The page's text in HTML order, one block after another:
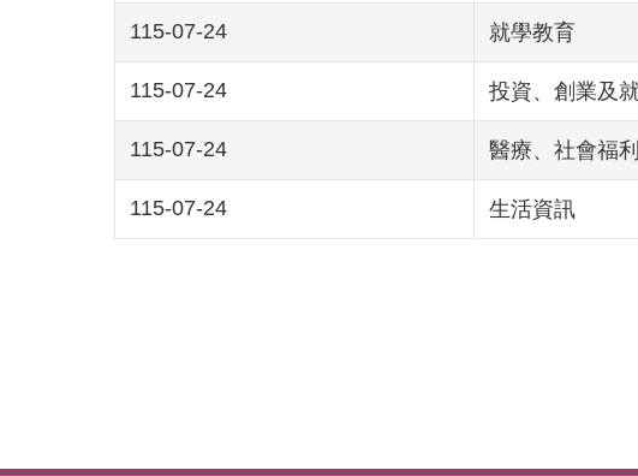
115-07-24 就學教育
115-07-24 投資、創業及
115-07-24 醫療、社會福
115-07-24 生活資訊